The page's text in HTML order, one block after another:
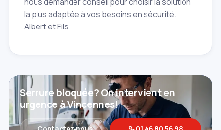
la plus adaptée à vos besoins en sécurité.
Albert et Fils
Serrure bloquée? On intervient en
urgence à Vincennes!